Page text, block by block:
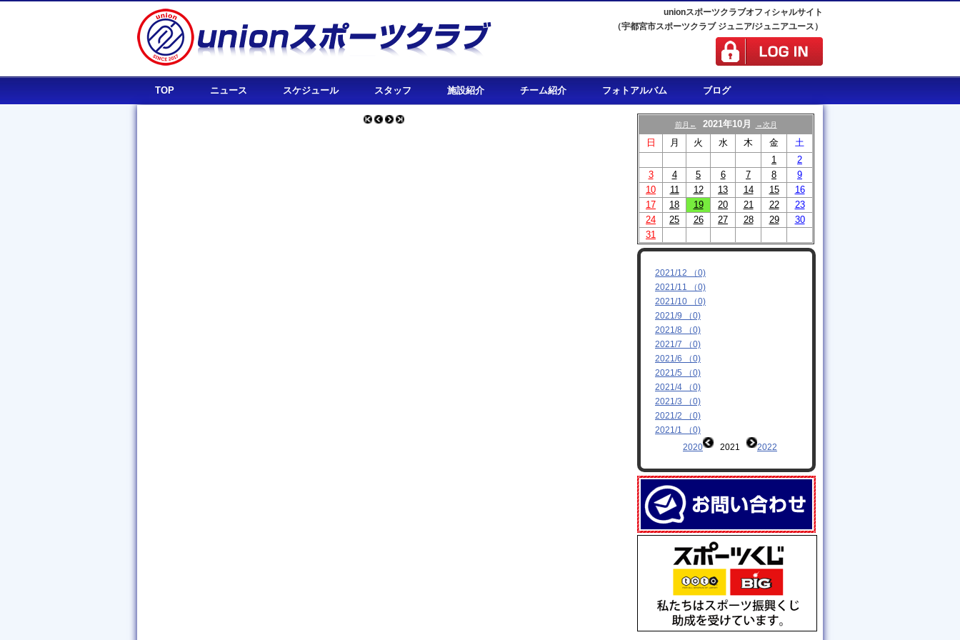
unionスポーツクラブオフィシャルサイト
（宇都宮市スポーツクラブ ジュニア/ジュニアユース）
TOP ニュース スケジュール スタッフ 施設紹介 チーム紹介 フォトアルバム ブログ
前月← 2021年10月 →次月
日 月 火 水 木 金
土
1
2
3
4 5 6 7 8
9
10
11 12 13 14 15
16
17
18 19 20 21 22
23
24
25 26 27 28 29
30
31
2021/12 （0)
2021/11 （0)
2021/10 （0)
2021/9 （0)
2021/8 （0)
2021/7 （0)
2021/6 （0)
2021/5 （0)
2021/4 （0)
2021/3 （0)
2021/2 （0)
2021/1 （0)
2020
2021 2022